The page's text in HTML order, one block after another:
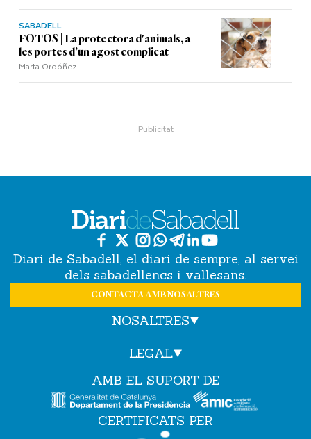
SABADELL
FOTOS | La protectora d'animals, a
les portes d’un agost complicat
Marta Ordóñez
Diari de Sabadell, el diari de sempre, al servei
dels sabadellencs i vallesans.
CONTACTA AMB NOSALTRES
NOSALTRES
LEGAL
AMB EL SUPORT DE
CERTIFICATS PER